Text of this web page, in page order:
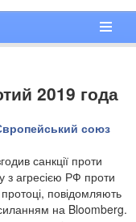
2019 года
союз
санкції проти
з агресією РФ проти
повідомляють
на Bloomberg.